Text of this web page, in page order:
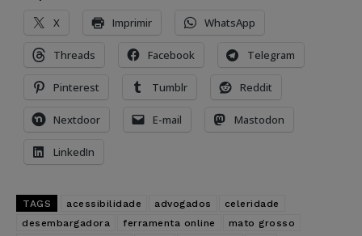
X Imprimir WhatsApp
Threads Facebook Telegram
Pinterest Tumblr Reddit
Nextdoor E-mail Mastodon
LinkedIn
TAGS acessibilidade advogados
celeridade
desembargadora
ferramenta online
mato grosso